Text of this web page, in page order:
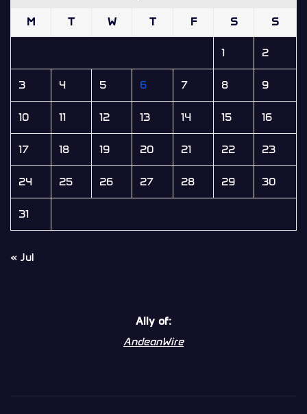
M T W T F S S
1 2
3 4 5 6 7 8 9
10 11 12 13 14 15 16
17 18 19 20 21 22 23
24 25 26 27 28 29 30
31
« Jul
Ally of:
AndeanWire